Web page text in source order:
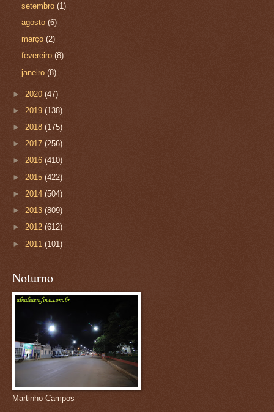
setembro(1)
agosto(6)
março(2)
fevereiro(8)
janeiro(8)
► 2020 (47)
► 2019 (138)
► 2018 (175)
► 2017 (256)
► 2016 (410)
► 2015 (422)
► 2014 (504)
► 2013 (809)
► 2012 (612)
► 2011 (101)
Noturno
Martinho Campos